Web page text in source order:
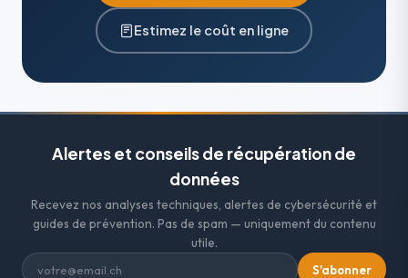
Estimez le coût en ligne
Alertes et conseils de récupération de
données
Recevez nos analyses techniques, alertes de cybersécurité et
guides de prévention. Pas de spam — uniquement du contenu
utile.
S'abonner